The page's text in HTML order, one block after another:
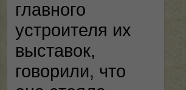
главного
устроителя их
выставок,
говорили, что